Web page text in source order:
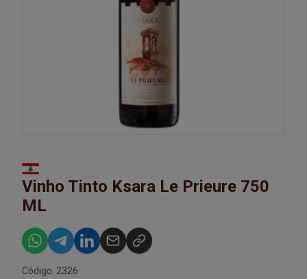
Vinho Tinto Ksara Le Prieure 750
ML
Código: 2326